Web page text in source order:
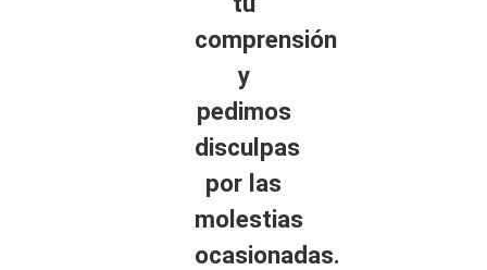
comprensión
y
pedimos
disculpas
por las
molestias
ocasionadas.